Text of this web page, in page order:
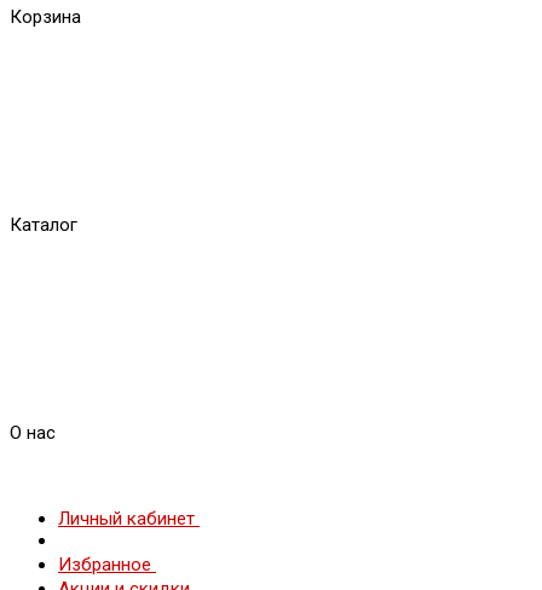
Корзина
Каталог
О нас
Личный кабинет
Избранное